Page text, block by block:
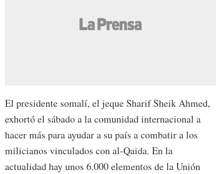
El presidente somalí, el jeque Sharif Sheik Ahmed,
exhortó el sábado a la comunidad internacional a
hacer más para ayudar a su país a combatir a los
milicianos vinculados con al-Qaida. En la
actualidad hay unos 6.000 elementos de la Unión